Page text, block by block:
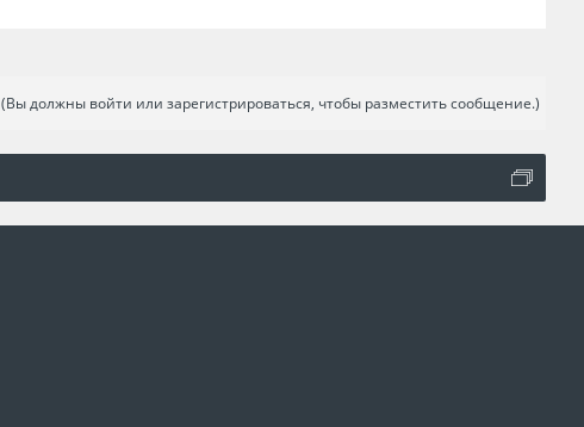
(Вы должны войти или зарегистрироваться, чтобы разместить сообщение.)